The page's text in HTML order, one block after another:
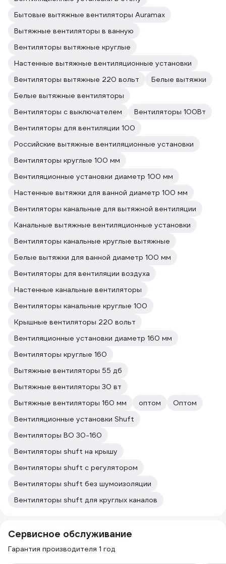
Бытовые вытяжные вентиляторы Auramax
Вытяжные вентиляторы в ванную
Вентиляторы вытяжные круглые
Настенные вытяжные вентиляционные установки
Вентиляторы вытяжные 220 вольт
Белые вытяжки
Белые вытяжные вентиляторы
Вентиляторы с выключателем
Вентиляторы 100Вт
Вентиляторы для вентиляции 100
Российские вытяжные вентиляционные установки
Вентиляторы круглые 100 мм
Вентиляционные установки диаметр 100 мм
Настенные вытяжки для ванной диаметр 100 мм
Вентиляторы канальные для вытяжной вентиляции
Канальные вытяжные вентиляционные установки
Вентиляторы канальные круглые вытяжные
Белые вытяжки для ванной диаметр 100 мм
Вентиляторы для вентиляции воздуха
Настенные канальные вентиляторы
Вентиляторы канальные круглые 100
Крышные вентиляторы 220 вольт
Вентиляционные установки диаметр 160 мм
Вентиляторы круглые 160
Вытяжные вентиляторы 55 дб
Вытяжные вентиляторы 30 вт
Вытяжные вентиляторы 160 мм
оптом
Оптом
Вентиляционные установки Shuft
Вентиляторы ВО 30-160
Вентиляторы shuft на крышу
Вентиляторы shuft с регулятором
Вентиляторы shuft без шумоизоляции
Вентиляторы shuft для круглых каналов
Сервисное обслуживание
Гарантия производителя 1 год